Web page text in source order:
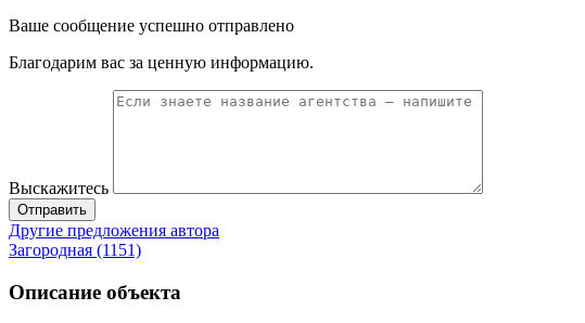
Ваше сообщение успешно отправлено
Благодарим вас за ценную информацию.
Выскажитесь
Отправить
Другие предложения автора
Загородная (1151)
Описание объекта